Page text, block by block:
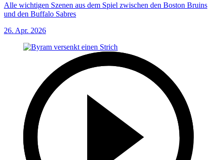
Alle wichtigen Szenen aus dem Spiel zwischen den Boston Bruins
und den Buffalo Sabres
26. Apr. 2026